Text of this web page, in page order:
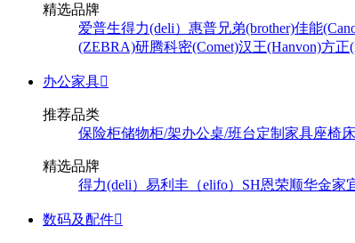
精选品牌
爱普生得力(deli） 惠普兄弟(brother)佳能
(ZEBRA)研腾科密(Comet)汉王(Hanvon)方正
办公家具
推荐品类
保险柜储物柜/架办公桌/班台定制家具座椅
精选品牌
得力(deli） 易利丰（elifo） SH恩荣顺华金家
数码及配件